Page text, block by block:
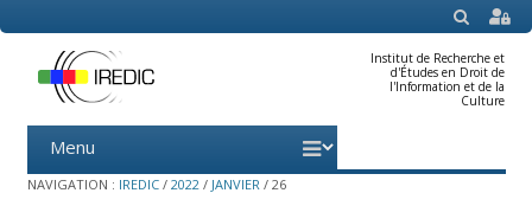
SEARCH
Institut de Recherche et
d'Études en Droit de
l'Information et de la
Culture
Menu
content
NAVIGATION : IREDIC / 2022 / JANVIER / 26